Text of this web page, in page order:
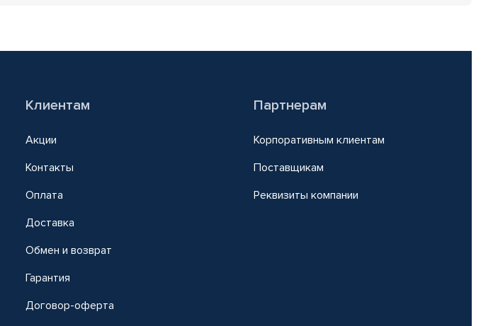
Клиентам
Акции
Контакты
Оплата
Доставка
Обмен и возврат
Гарантия
Договор-оферта
Партнерам
Корпоративным клиентам
Поставщикам
Реквизиты компании